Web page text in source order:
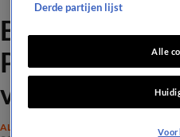
BN-ers
Paulusma:
vent'
ALGEMEEN
Derde partijen lijst
Alle